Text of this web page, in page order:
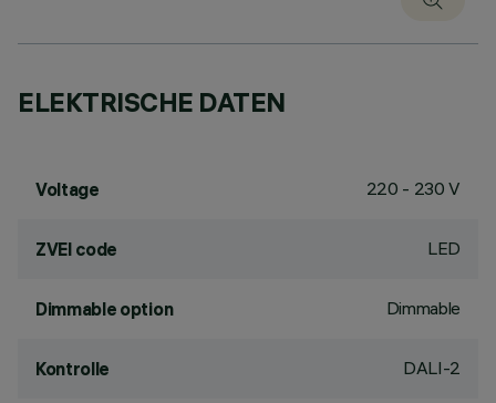
ELEKTRISCHE DATEN
Voltage 220 - 230 V
ZVEI code LED
Dimmable option Dimmable
Kontrolle DALI-2